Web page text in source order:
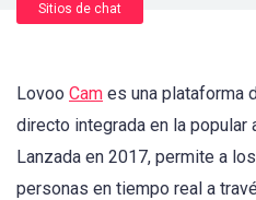
Sitios de chat
Lovoo Cam es una plataforma
directo integrada en la popular
Lanzada en 2017, permite a
personas en tiempo real a